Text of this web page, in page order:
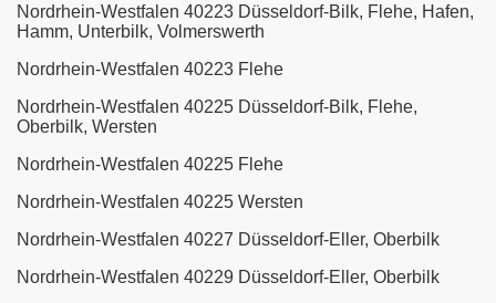
Nordrhein-Westfalen 40223 Düsseldorf-Bilk, Flehe, Hafen,
Hamm, Unterbilk, Volmerswerth
Nordrhein-Westfalen 40223 Flehe
Nordrhein-Westfalen 40225 Düsseldorf-Bilk, Flehe,
Oberbilk, Wersten
Nordrhein-Westfalen 40225 Flehe
Nordrhein-Westfalen 40225 Wersten
Nordrhein-Westfalen 40227 Düsseldorf-Eller, Oberbilk
Nordrhein-Westfalen 40229 Düsseldorf-Eller, Oberbilk